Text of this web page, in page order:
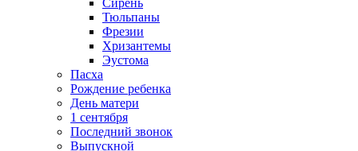
Сирень
Тюльпаны
Фрезии
Хризантемы
Эустома
Пасха
Рождение ребенка
День матери
1 сентября
Последний звонок
Выпускной